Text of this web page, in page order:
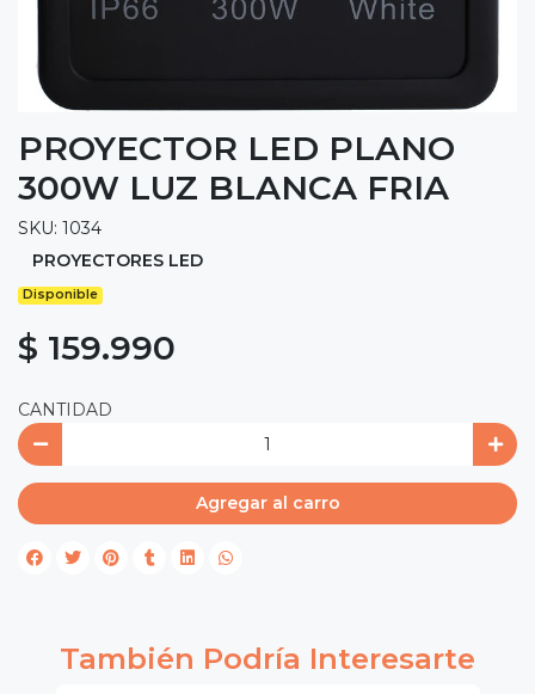
PROYECTOR LED PLANO
300W LUZ BLANCA FRIA
SKU: 1034
PROYECTORES LED
Disponible
$ 159.990
CANTIDAD
Agregar al carro
También Podría Interesarte